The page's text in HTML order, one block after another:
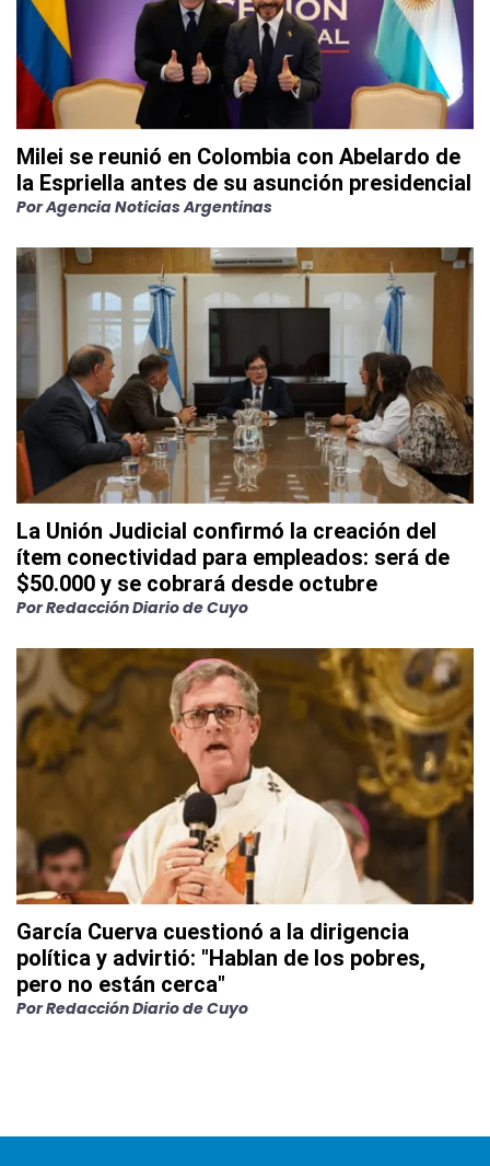
Milei se reunió en Colombia con Abelardo de
la Espriella antes de su asunción presidencial
PorAgencia Noticias Argentinas
La Unión Judicial confirmó la creación del
ítem conectividad para empleados: será de
$50.000 y se cobrará desde octubre
PorRedacción Diario de Cuyo
García Cuerva cuestionó a la dirigencia
política y advirtió: "Hablan de los pobres,
pero no están cerca"
PorRedacción Diario de Cuyo